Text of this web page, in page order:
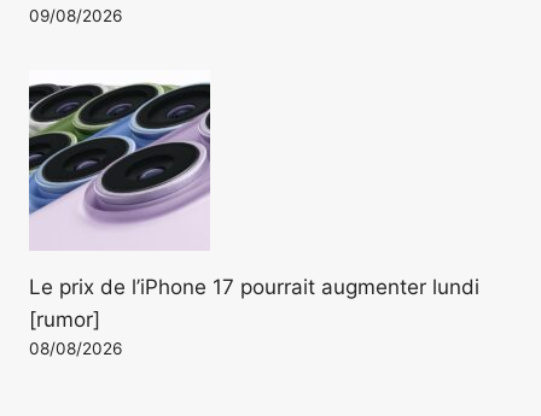
09/08/2026
Le prix de l’iPhone 17 pourrait augmenter lundi
[rumor]
08/08/2026